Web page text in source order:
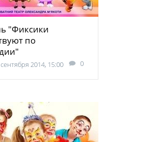
"Фиксики
по
2014, 15:00 0